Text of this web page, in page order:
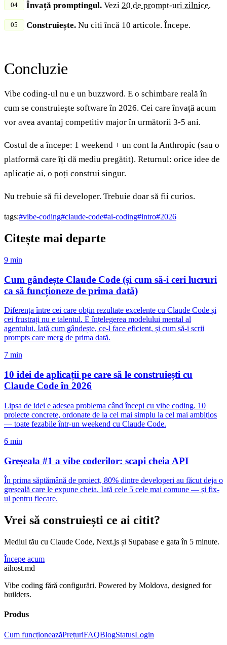
Învață promptingul. Vezi20 de prompt-uri zilnice.
Construiește. Nu citi încă 10 articole. Începe.
Concluzie
Vibe coding-ul nu e un buzzword. E o schimbare reală în
cum se construiește software în 2026. Cei care învață acum
vor avea avantaj competitiv major în următorii 3-5 ani.
Costul de a începe: 1 weekend + un cont la Anthropic (sau o
platformă care îți dă mediu pregătit). Returnul: orice idee de
aplicație ai, o poți construi singur.
Nu trebuie să fii developer. Trebuie doar să fii curios.
tags:#vibe-coding#claude-code#ai-coding#intro#2026
Citește mai departe
9 min
Cum gândește Claude Code (și cum să-i ceri lucruri
ca să funcționeze de prima dată)
Diferența între cei care obțin rezultate excelente cu Claude Code și
cei frustrați nu e talentul. E înțelegerea modelului mental al
agentului. Iată cum gândește, ce-l face eficient, și cum să-i scrii
prompts care merg de prima dată.
7 min
10 idei de aplicații pe care să le construiești cu
Claude Code în 2026
Lipsa de idei e adesea problema când începi cu vibe coding. 10
proiecte concrete, ordonate de la cel mai simplu la cel mai ambițios
— toate fezabile într-un weekend cu Claude Code.
6 min
Greșeala #1 a vibe coderilor: scapi cheia API
În prima săptămână de proiect, 80% dintre developeri au făcut deja o
greșeală care le expune cheia. Iată cele 5 cele mai comune — și fix-
ul pentru fiecare.
Vrei să construiești ce ai citit?
Mediul tău cu Claude Code, Next.js și Supabase e gata în 5 minute.
Începe acum
aihost.md
Vibe coding fără configurări. Powered by Moldova, designed for
builders.
Produs
Cum funcționeazăPrețuriFAQBlogStatusLogin